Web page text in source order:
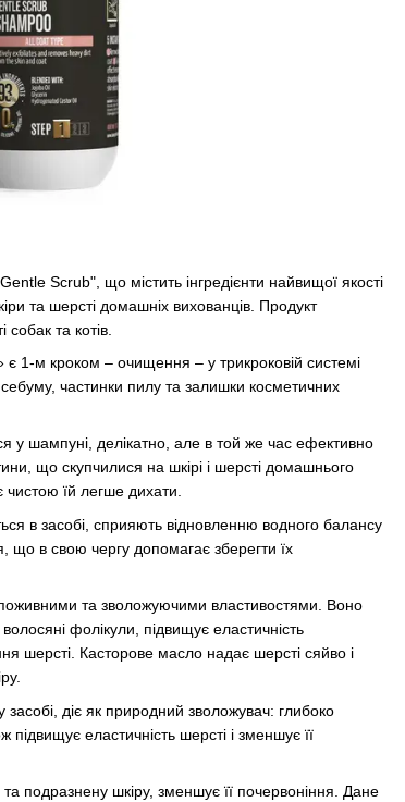
Scrub", що містить інгредієнти найвищої якості
та шерсті домашніх вихованців. Продукт
та котів.
1-м кроком – очищення – у трикроковій системі
частинки пилу та залишки косметичних
у шампуні, делікатно, але в той же час ефективно
що скупчилися на шкірі і шерсті домашнього
чистою їй легше дихати.
в засобі, сприяють відновленню водного балансу
що в свою чергу допомагає зберегти їх
та зволожуючими властивостями. Воно
фолікули, підвищує еластичність
шерсті. Касторове масло надає шерсті сяйво і
діє як природний зволожувач: глибоко
еластичність шерсті і зменшує її
подразнену шкіру, зменшує її почервоніння. Дане